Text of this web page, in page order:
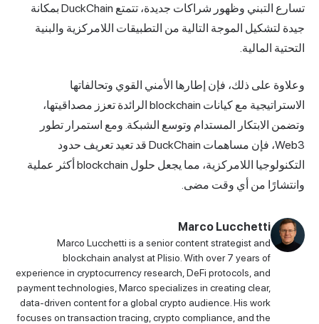
تسارع التبني وظهور شراكات جديدة، تتمتع DuckChain بمكانة
جيدة لتشكيل الموجة التالية من التطبيقات اللامركزية والبنية
التحتية المالية.
وعلاوة على ذلك، فإن إطارها الأمني القوي وتحالفاتها
الاستراتيجية مع كيانات blockchain الرائدة تعزز مصداقيتها،
وتضمن الابتكار المستدام وتوسع الشبكة. ومع استمرار تطور
Web3، فإن مساهمات DuckChain قد تعيد تعريف حدود
التكنولوجيا اللامركزية، مما يجعل حلول blockchain أكثر عملية
وانتشارًا من أي وقت مضى.
Marco Lucchetti
Marco Lucchetti is a senior content strategist and
blockchain analyst at Plisio. With over 7 years of
experience in cryptocurrency research, DeFi protocols, and
payment technologies, Marco specializes in creating clear,
data-driven content for a global crypto audience. His work
focuses on transaction tracing, crypto compliance, and the